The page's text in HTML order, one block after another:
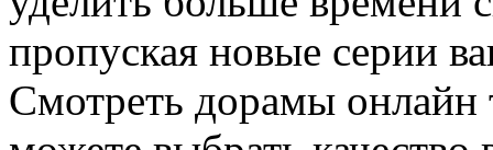
пропуская новые серии
Смотреть дорамы онлайн